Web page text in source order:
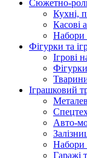
Сюжетно-
Кухні,
Касові
Набори
Фігурки та
Ігрові
Іграшковий
Авто-
Набори
Гаражі